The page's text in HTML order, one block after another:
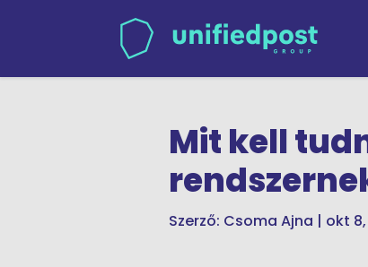
Mit kell
Szerző: Csoma Ajna | okt